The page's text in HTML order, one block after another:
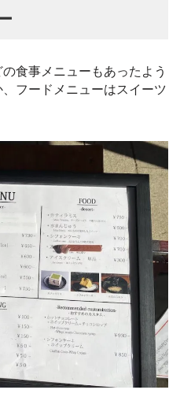
食事メニューもあったよう
フードメニューはスイーツ